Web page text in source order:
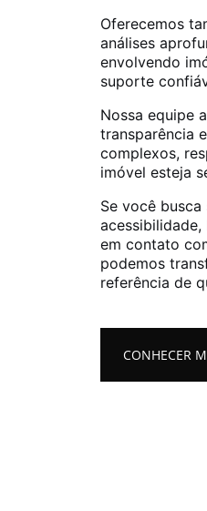
Oferecemos
análises
envolvendo
suporte
Nossa equipe
transparência
complexos,
imóvel esteja
Se você
em contato
podemos
referência de
CONHECER